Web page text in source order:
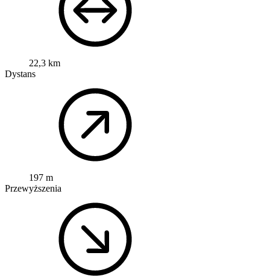
22,3 km
Dystans
197 m
Przewyższenia